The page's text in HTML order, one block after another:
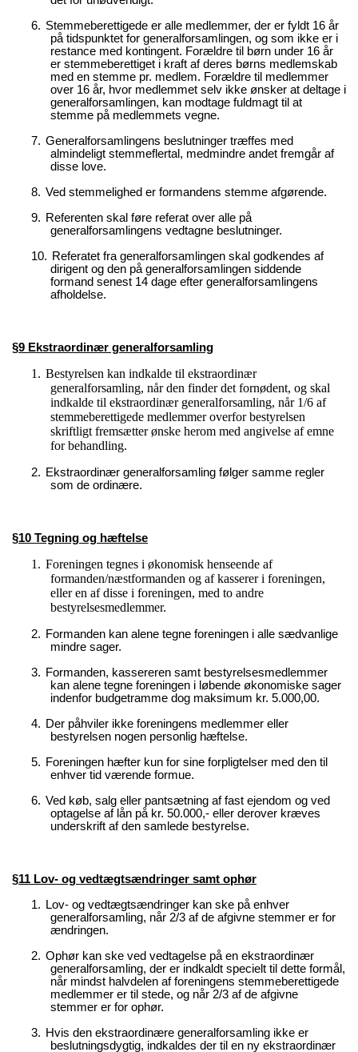
6. Stemmeberettigede er alle medlemmer, der er fyldt 16 år
på tidspunktet for generalforsamlingen, og som ikke er i
restance med kontingent. Forældre til børn under 16 år
er stemmeberettiget i kraft af deres børns medlemskab
med en stemme pr. medlem. Forældre til medlemmer
over 16 år, hvor medlemmet selv ikke ønsker at deltage i
generalforsamlingen, kan modtage fuldmagt til at
stemme på medlemmets vegne.
7. Generalforsamlingens beslutninger træffes med
almindeligt stemmeflertal, medmindre andet fremgår af
disse love.
8. Ved stemmelighed er formandens stemme afgørende.
9. Referenten skal føre referat over alle på
generalforsamlingens vedtagne beslutninger.
10. Referatet fra generalforsamlingen skal godkendes af
dirigent og den på generalforsamlingen siddende
formand senest 14 dage efter generalforsamlingens
afholdelse.
§9 Ekstraordinær generalforsamling
1. Bestyrelsen kan indkalde til ekstraordinær
generalforsamling, når den finder det fornødent, og skal
indkalde til ekstraordinær generalforsamling, når 1/6 af
stemmeberettigede medlemmer overfor bestyrelsen
skriftligt fremsætter ønske herom med angivelse af emne
for behandling.
2. Ekstraordinær generalforsamling følger samme regler
som de ordinære.
§10 Tegning og hæftelse
1. Foreningen tegnes i økonomisk henseende af
formanden/næstformanden og af kasserer i foreningen,
eller en af disse i foreningen, med to andre
bestyrelsesmedlemmer.
2. Formanden kan alene tegne foreningen i alle sædvanlige
mindre sager.
3. Formanden, kassereren samt bestyrelsesmedlemmer
kan alene tegne foreningen i løbende økonomiske sager
indenfor budgetramme dog maksimum kr. 5.000,00.
4. Der påhviler ikke foreningens medlemmer eller
bestyrelsen nogen personlig hæftelse.
5. Foreningen hæfter kun for sine forpligtelser med den til
enhver tid værende formue.
6. Ved køb, salg eller pantsætning af fast ejendom og ved
optagelse af lån på kr. 50.000,- eller derover kræves
underskrift af den samlede bestyrelse.
§11 Lov- og vedtægtsændringer samt ophør
1.
Lov- og vedtægtsændringer kan ske på enhver
generalforsamling, når 2/3 af de afgivne stemmer er for
ændringen.
2. Ophør kan ske ved vedtagelse på en ekstraordinær
generalforsamling, der er indkaldt specielt til dette formål,
når mindst halvdelen af foreningens stemmeberettigede
medlemmer er til stede, og når 2/3 af de afgivne
stemmer er for ophør.
3. Hvis den ekstraordinære generalforsamling ikke er
beslutningsdygtig, indkaldes der til en ny ekstraordinær